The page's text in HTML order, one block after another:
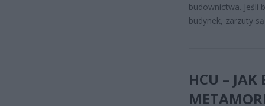
budownictwa. Jeśli
budynek, zarzuty
HCU – JAK